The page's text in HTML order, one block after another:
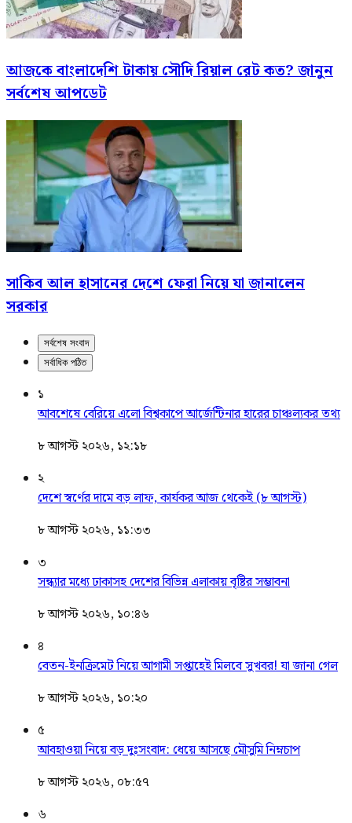
আজকে বাংলাদেশি টাকায় সৌদি রিয়াল রেট কত? জানুন
সর্বশেষ আপডেট
সাকিব আল হাসানের দেশে ফেরা নিয়ে যা জানালেন
সরকার
সর্বশেষ সংবাদ
সর্বাধিক পঠিত
১
আবশেষে বেরিয়ে এলো বিশ্বকাপে আর্জেন্টিনার হারের চাঞ্চল্যকর তথ্য
৮ আগস্ট ২০২৬, ১২:১৮
২
দেশে স্বর্ণের দামে বড় লাফ, কার্যকর আজ থেকেই (৮ আগস্ট)
৮ আগস্ট ২০২৬, ১১:৩৩
৩
সন্ধ্যার মধ্যে ঢাকাসহ দেশের বিভিন্ন এলাকায় বৃষ্টির সম্ভাবনা
৮ আগস্ট ২০২৬, ১০:৪৬
৪
বেতন-ইনক্রিমেট নিয়ে আগামী সপ্তাহেই মিলবে সুখবর! যা জানা গেল
৮ আগস্ট ২০২৬, ১০:২০
৫
আবহাওয়া নিয়ে বড় দুঃসংবাদ: ধেয়ে আসছে মৌসুমি নিম্নচাপ
৮ আগস্ট ২০২৬, ০৮:৫৭
৬